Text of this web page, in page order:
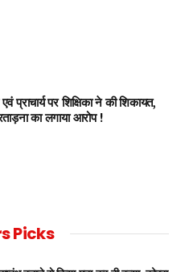
पर शिक्षिका ने की शिकायत,
का लगाया आरोप !
Picks